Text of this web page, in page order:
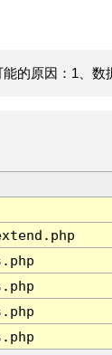
的原因：1、数